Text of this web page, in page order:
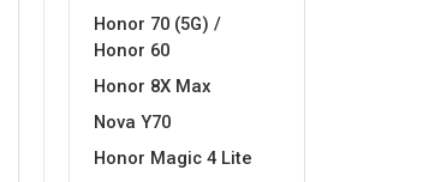
Honor 70 (5G) /
Honor 60
Honor 8X Max
Nova Y70
Honor Magic 4 Lite